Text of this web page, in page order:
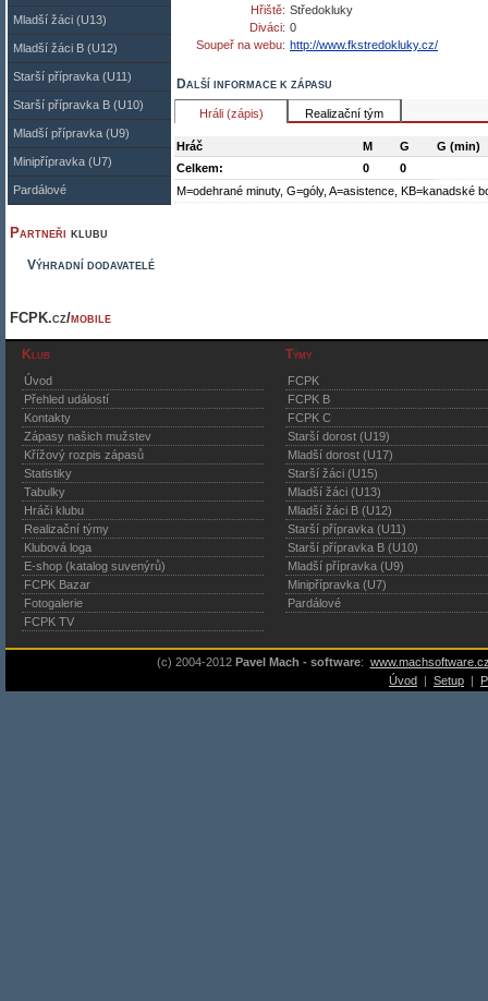
Mladší žáci (U13)
Mladší žáci B (U12)
Starší přípravka (U11)
Starší přípravka B (U10)
Mladší přípravka (U9)
Minipřípravka (U7)
Pardálové
Partneři klubu
Výhradní dodavatelé
FCPK.cz/mobile
Hřiště: Středokluky
Diváci: 0
Soupeř na webu: http://www.fkstredokluky.cz/
Další informace k zápasu
Hráli (zápis) Realizační tým
Hráč M G
G (min)
Celkem:
0
0
M=odehrané minuty, G=góly, A=asistence, KB=kanadské
Klub
Úvod
Přehled událostí
Kontakty
Zápasy našich mužstev
Křížový rozpis zápasů
Statistiky
Tabulky
Hráči klubu
Realizační týmy
Klubová loga
E-shop (katalog suvenýrů)
FCPK Bazar
Fotogalerie
FCPK TV
Týmy
FCPK
FCPK B
FCPK C
Starší dorost (U19)
Mladší dorost (U17)
Starší žáci (U15)
Mladší žáci (U13)
Mladší žáci B (U12)
Starší přípravka (U11)
Starší přípravka B (U10)
Mladší přípravka (U9)
Minipřípravka (U7)
Pardálové
(c) 2004-2012 Pavel Mach - software:
Úvod | Setup |